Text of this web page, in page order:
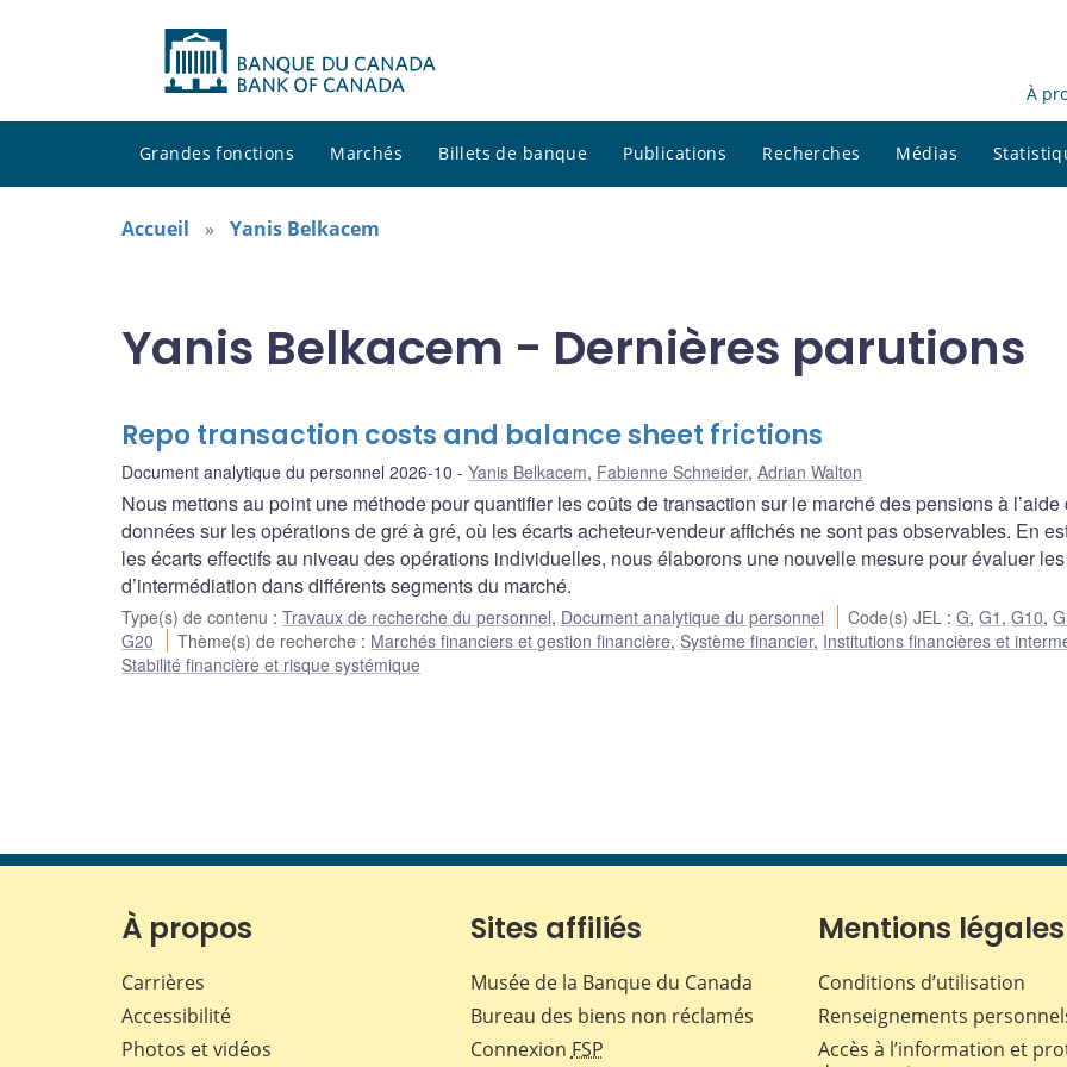
À
Grandes fonctions Marchés Billets de banque Publications Recherches Médias
Accueil Yanis Belkacem
Yanis Belkacem - Dernières parutions
Repo transaction costs and balance sheet frictions
Document analytique du personnel 2026-10 Yanis Belkacem, Fabienne Schneider, Adrian Walton
Nous mettons au point une méthode pour quantifier les coûts de transaction sur le marché des pensions à l’aide
données sur les opérations de gré à gré, où les écarts acheteur-vendeur affichés ne sont pas observables. En
les écarts effectifs au niveau des opérations individuelles, nous élaborons une nouvelle mesure pour évaluer
d’intermédiation dans différents segments du marché.
Type(s) de contenu : Travaux de recherche du personnel, Document analytique du personnel Code(s) JEL :G,G1 ,G10,
G20
Thème(s) de recherche : Marchés financiers et gestion financière, Système financier, Institutions financières et
Stabilité financière et risque systémique
À propos
Carrières
Accessibilité
Photos et vidéos
Sites affiliés
Musée de la Banque du Canada
Bureau des biens non réclamés
Connexion FSP
Mentions légales
Conditions d’utilisation
Renseignements
Accès à l’information et